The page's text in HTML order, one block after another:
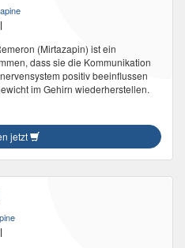
(Mirtazapin) ist ein
dass sie die Kommunikation
positiv beeinflussen
im Gehirn wiederherstellen.
jetzt